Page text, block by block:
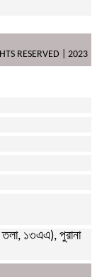
RESERVED | 2023
তলা, ১৩এএ), পুরানা